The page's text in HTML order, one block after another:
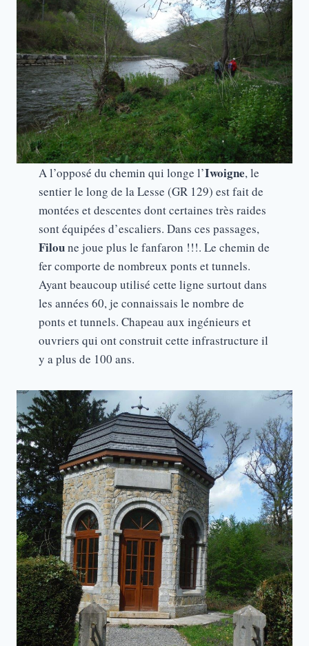
A l’opposé du chemin qui longe l’Iwoigne, le
sentier le long de la Lesse (GR 129) est fait de
montées et descentes dont certaines très raides
sont équipées d’escaliers. Dans ces passages,
Filoune joue plus le fanfaron !!!. Le chemin de
fer comporte de nombreux ponts et tunnels.
Ayant beaucoup utilisé cette ligne surtout dans
les années 60, je connaissais le nombre de
ponts et tunnels. Chapeau aux ingénieurs et
ouvriers qui ont construit cette infrastructure il
y a plus de 100 ans.